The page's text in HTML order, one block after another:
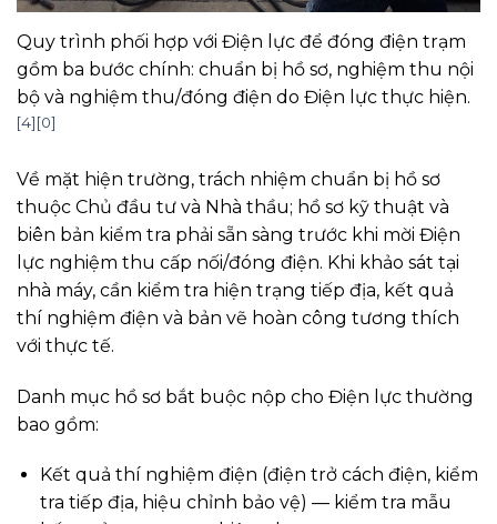
Quy trình phối hợp với Điện lực để đóng điện trạm
gồm ba bước chính: chuẩn bị hồ sơ, nghiệm thu nội
bộ và nghiệm thu/đóng điện do Điện lực thực hiện.
[4][0]
Về mặt hiện trường, trách nhiệm chuẩn bị hồ sơ
thuộc Chủ đầu tư và Nhà thầu; hồ sơ kỹ thuật và
biên bản kiểm tra phải sẵn sàng trước khi mời Điện
lực nghiệm thu cấp nối/đóng điện. Khi khảo sát tại
nhà máy, cần kiểm tra hiện trạng tiếp địa, kết quả
thí nghiệm điện và bản vẽ hoàn công tương thích
với thực tế.
Danh mục hồ sơ bắt buộc nộp cho Điện lực thường
bao gồm:
Kết quả thí nghiệm điện (điện trở cách điện, kiểm
tra tiếp địa, hiệu chỉnh bảo vệ) — kiểm tra mẫu